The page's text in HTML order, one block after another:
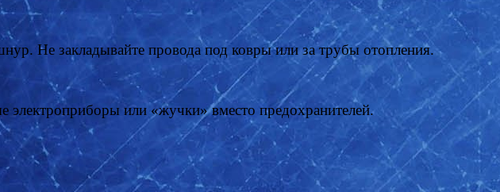
Не закладывайте провода под ковры или за трубы отопления.
электроприборы или «жучки» вместо предохранителей.